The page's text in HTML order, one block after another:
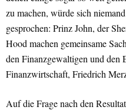
zu machen, würde sich
gesprochen: Prinz John, der
Hood machen gemeinsame
den Finanzgewaltigen und den
Finanzwirtschaft, Friedrich
Auf die Frage nach den